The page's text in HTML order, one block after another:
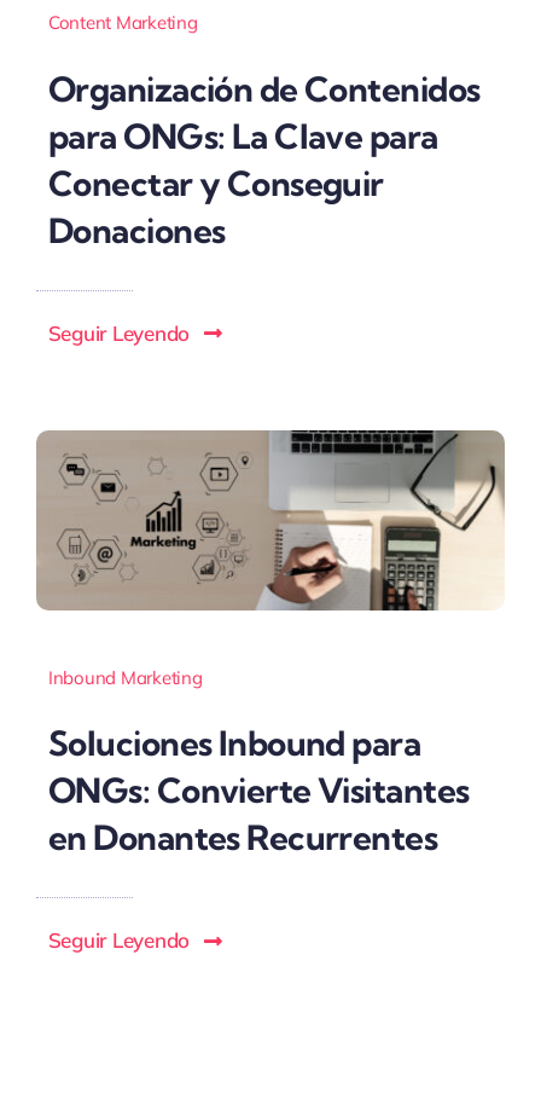
Content Marketing
Organización de Contenidos
para ONGs: La Clave para
Conectar y Conseguir
Donaciones
Seguir Leyendo
Inbound Marketing
Soluciones Inbound para
ONGs: Convierte Visitantes
en Donantes Recurrentes
Seguir Leyendo